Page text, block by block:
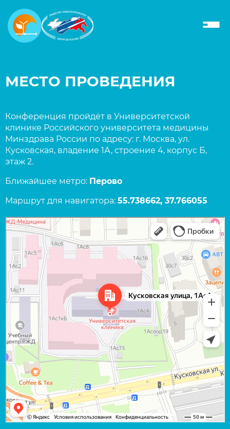
МЕСТО ПРОВЕДЕНИЯ
Конференция пройдёт в Университетской
клинике Российского университета медицины
Минздрава России по адресу: г. Москва, ул.
Кусковская, владение 1А, строение 4, корпус Б,
этаж 2.
Ближайшее метро: Перово
Маршрут для навигатора: 55.738662, 37.766055
Москва
Кусковская улица, 1Ас4 — Яндекс Карты